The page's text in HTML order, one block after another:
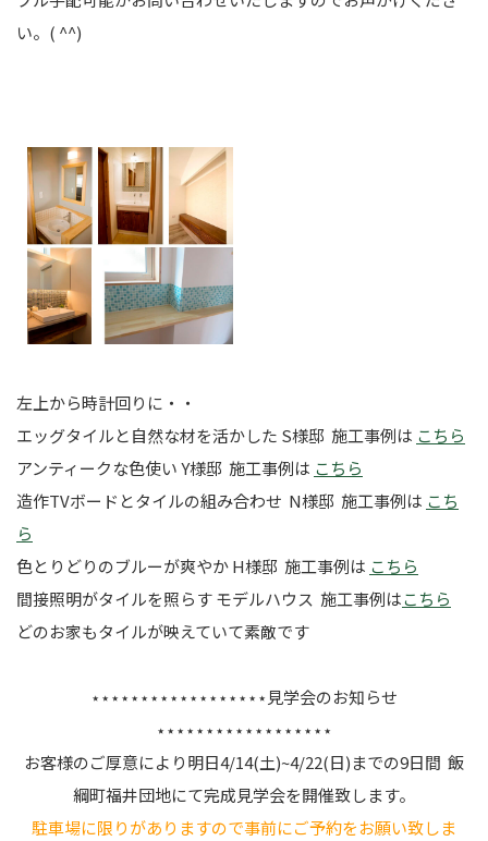
い。( ^^)
左上から時計回りに・・
エッグタイルと自然な材を活かした S様邸 施工事例は こちら
アンティークな色使い Y様邸 施工事例は こちら
造作TVボードとタイルの組み合わせ N様邸 施工事例は こち
ら
色とりどりのブルーが爽やか H様邸 施工事例は こちら
間接照明がタイルを照らす モデルハウス 施工事例はこちら
どのお家もタイルが映えていて素敵です
⋆⋆⋆⋆⋆⋆⋆⋆⋆⋆⋆⋆⋆⋆⋆⋆⋆⋆見学会のお知らせ
⋆⋆⋆⋆⋆⋆⋆⋆⋆⋆⋆⋆⋆⋆⋆⋆⋆⋆
お客様のご厚意により明日4/14(土)~4/22(日)までの9日間 飯
綱町福井団地にて完成見学会を開催致します。
駐車場に限りがありますので事前にご予約をお願い致しま